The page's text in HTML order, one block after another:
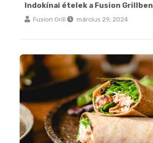
Indokínai ételek a Fusion Grillben
Fusion Grill március 29, 2024